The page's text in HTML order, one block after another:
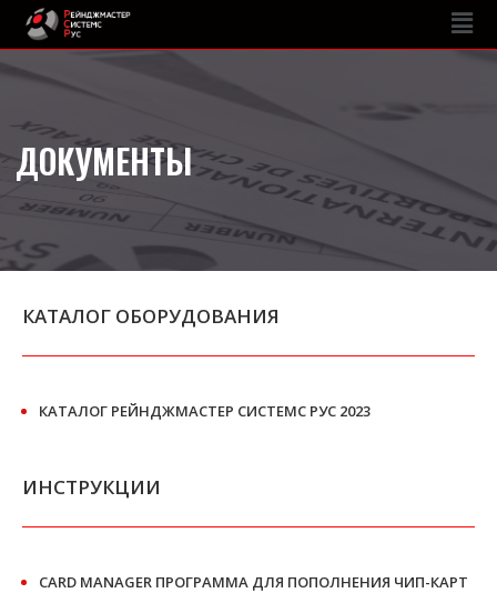
ДОКУМЕНТЫ
КАТАЛОГ ОБОРУДОВАНИЯ
КАТАЛОГ РЕЙНДЖМАСТЕР СИСТЕМС РУС 2023
ИНСТРУКЦИИ
CARD MANAGER ПРОГРАММА ДЛЯ ПОПОЛНЕНИЯ ЧИП-КАРТ